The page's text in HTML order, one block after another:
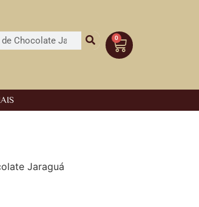
0
Jaraguá